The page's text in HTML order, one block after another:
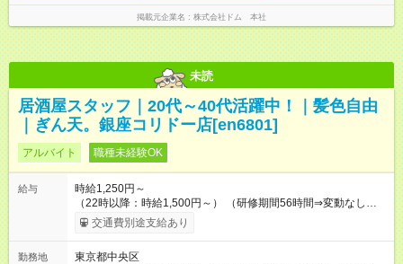
掲載元企業名 株式会社ドム 本社
未読
居酒屋スタッフ｜20代～40代活躍中！｜髪色自由
｜ぎん天。銀座コリドー店[en6801]
アルバイト 職種未経験OK
給与
時給1,250円～
（22時以降：時給1,500円～） （研修期間56時間⇒変動なし） ■
食事補助あり⇒1食200円 ■友人紹介制度あり⇒1人紹介につき最
大3万円支給！ 【試用期間】試用期間なし
交通費別途支給あり
勤務地
東京都中央区